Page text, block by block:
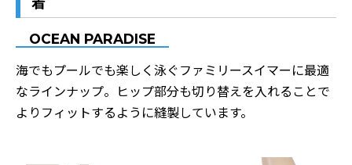
OCEAN PARADISE
海でもプールでも楽しく泳ぐファミリースイマーに最適
なラインナップ。
ヒップ部分も切り替えを入れることで
よりフィットするように縫製しています。